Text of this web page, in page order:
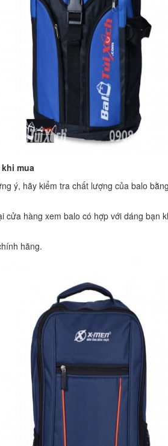
mua
ý, hãy kiểm tra chất lượng của balo
hàng xem balo có hợp với dáng bạn
hãng.